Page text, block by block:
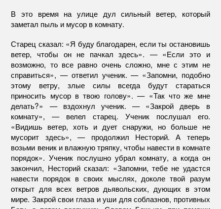
В это время на улице дул сильный ветер, который
заметал пыль и мусор в комнату.
Старец сказал: «Я буду благодарен, если ты остановишь
ветер, чтобы он не пачкал здесь». — «Если это и
возможно, то все равно очень сложно, мне с этим не
справиться», — ответил ученик. — «Запомни, подобно
этому ветру, злые силы всегда будут стараться
приносить мусор в твою голову». — «Так что же мне
делать?» — вздохнул ученик. — «Закрой дверь в
комнату», — велел старец. Ученик послушал его.
«Видишь ветер, хоть и дует снаружи, но больше не
мусорит здесь», — продолжил Несторий. А теперь
возьми веник и влажную тряпку, чтобы навести в комнате
порядок». Ученик послушно убрал комнату, а когда он
закончил, Несторий сказал: «Запомни, тебе не удастся
навести порядок в своих мыслях, доколе твой разум
открыт для всех ветров дьявольских, дующих в этом
мире. Закрой свои глаза и уши для соблазнов, противных